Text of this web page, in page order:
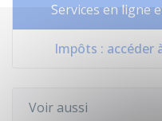
Services en ligne
Impôts : accéder
Voir aussi